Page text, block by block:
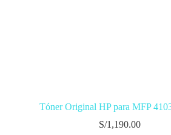
Tóner Original HP para MFP
S/1,190.00